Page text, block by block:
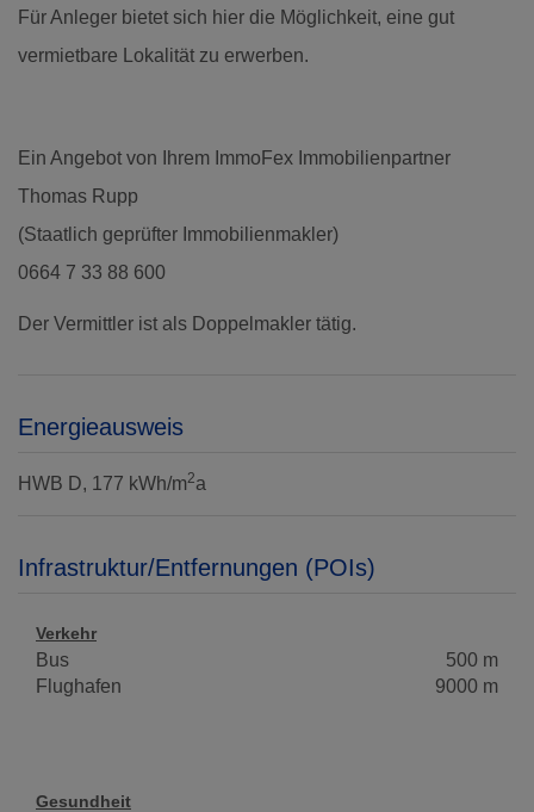
Für Anleger bietet sich hier die Möglichkeit, eine gut
vermietbare Lokalität zu erwerben.
Ein Angebot von Ihrem ImmoFex Immobilienpartner
Thomas Rupp
(Staatlich geprüfter Immobilienmakler)
0664 7 33 88 600
Der Vermittler ist als Doppelmakler tätig.
Energieausweis
HWB D, 177 kWh/m2a
Infrastruktur/Entfernungen (POIs)
Verkehr
Bus
500 m
Flughafen
9000 m
Gesundheit